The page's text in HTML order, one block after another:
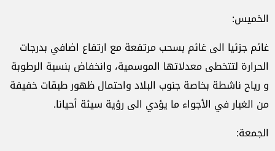
الخميس:
غائم جزئيا الى غائم بسحب مرتفعة مع ارتفاع اضافي بدرجات
الحرارة لتتخطى معدلاتها الموسمية، وانخفاض بنسبة الرطوبة
و رياح ناشطة بخاصة جنوب البلاد واحتمال ظهور طبقات خفيفة
من الغبار في الأجواء ما يؤدي الى رؤية سيئة أحيانا.
الجمعة: